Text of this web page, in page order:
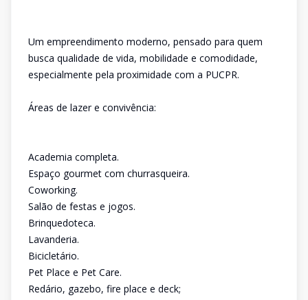
Um empreendimento moderno, pensado para quem
busca qualidade de vida, mobilidade e comodidade,
especialmente pela proximidade com a PUCPR.
Áreas de lazer e convivência:
Academia completa.
Espaço gourmet com churrasqueira.
Coworking.
Salão de festas e jogos.
Brinquedoteca.
Lavanderia.
Bicicletário.
Pet Place e Pet Care.
Redário, gazebo, fire place e deck;